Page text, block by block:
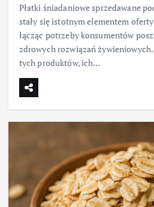
Płatki śniadaniowe sprzedawane
stały się istotnym elementem
łącząc potrzeby konsumentów
zdrowych rozwiązań
tych produktów, ich…